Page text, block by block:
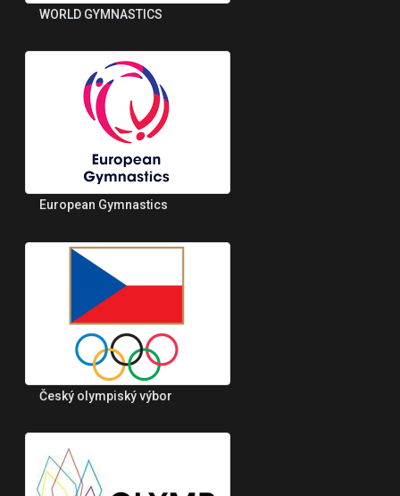
WORLD GYMNASTICS
European Gymnastics
Český olympiský výbor